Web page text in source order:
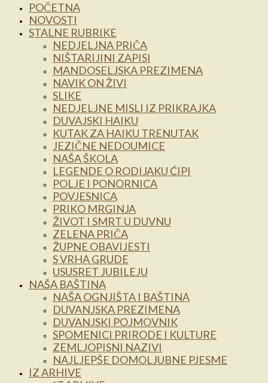
POČETNA
NOVOSTI
STALNE RUBRIKE
NEDJELJNA PRIČA
NIŠTARIJINI ZAPISI
MANDOSELJSKA PREZIMENA
NAVIK ON ŽIVI
SLIKE
NEDJELJNE MISLI IZ PRIKRAJKA
DUVAJSKI HAIKU
KUTAK ZA HAIKU TRENUTAK
JEZIČNE NEDOUMICE
NAŠA ŠKOLA
LEGENDE O RODIJAKU ĆIPI
POLJE I PONORNICA
POVJESNICA
PRIKO MRGINJA
ŽIVOT I SMRT U DUVNU
ZELENA PRIČA
ŽUPNE OBAVIJESTI
S VRHA GRUDE
USUSRET JUBILEJU
NAŠA BAŠTINA
NAŠA OGNJIŠTA I BAŠTINA
DUVANJSKA PREZIMENA
DUVANJSKI POJMOVNIK
SPOMENICI PRIRODE I KULTURE
ZEMLJOPISNI NAZIVI
NAJLJEPŠE DOMOLJUBNE PJESME
IZ ARHIVE